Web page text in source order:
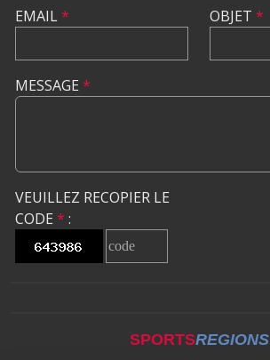
EMAIL* OBJET *
MESSAGE *
VEUILLEZ RECOPIER LE
CODE * :
SPORTSREGIONS